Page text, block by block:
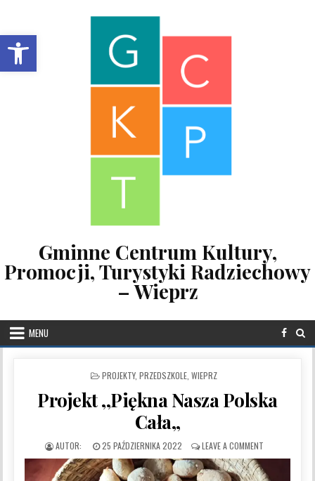
Open toolbar
Gminne Centrum Kultury,
Promocji, Turystyki Radziechowy
– Wieprz
MENU
POSTED IN
PROJEKTY, PRZEDSZKOLE WIEPRZ
Projekt ,,Piękna Nasza Polska
Cała,,
PUBLISHED DATE:
25 PAŹDZIERNIKA 2022 LEAVE A COMMENTON PROJEKT